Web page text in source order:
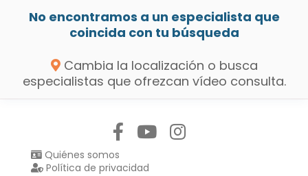
No encontramos a un especialista que
coincida con tu búsqueda
Cambia la localización o busca
especialistas que ofrezcan vídeo consulta.
Quiénes somos
Política de privacidad